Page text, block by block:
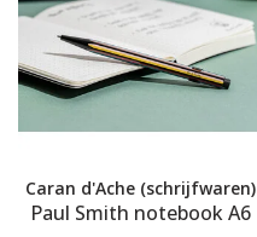
Caran d'Ache (schrijfwaren)
Paul Smith notebook A6